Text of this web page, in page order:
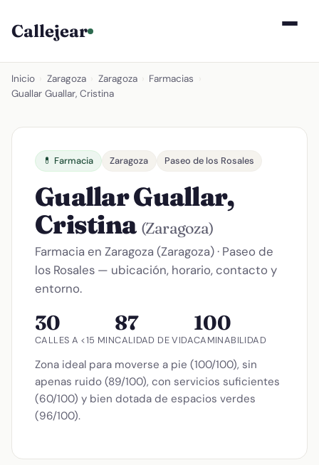
Callejear
Inicio Zaragoza Zaragoza Farmacias
Guallar Guallar, Cristina
💊 Farmacia Zaragoza Paseo de los Rosales
Guallar Guallar,
Cristina (Zaragoza)
Farmacia en Zaragoza (Zaragoza) · Paseo de
los Rosales — ubicación, horario, contacto y
entorno.
30
CALLES A <15 MIN
87
CALIDAD DE VIDA
100
CAMINABILIDAD
Zona ideal para moverse a pie (100/100), sin
apenas ruido (89/100), con servicios suficientes
(60/100) y bien dotada de espacios verdes
(96/100).